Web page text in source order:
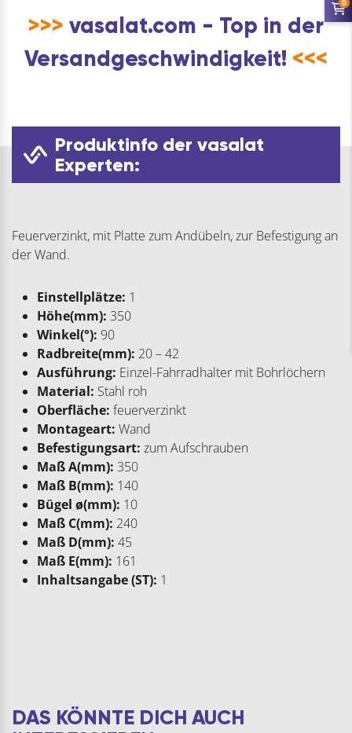
>>> vasalat.com - Top in der
Versandgeschwindigkeit! <<<
Produktinfo der vasalat
Experten:
Feuerverzinkt, mit Platte zum Andübeln, zur Befestigung an
der Wand.
Einstellplätze: 1
Höhe(mm): 350
Winkel(°): 90
Radbreite(mm): 20 – 42
Ausführung: Einzel-Fahrradhalter mit Bohrlöchern
Material: Stahl roh
Oberfläche: feuerverzinkt
Montageart: Wand
Befestigungsart: zum Aufschrauben
Maß A(mm): 350
Maß B(mm): 140
Bügel ø(mm): 10
Maß C(mm): 240
Maß D(mm): 45
Maß E(mm): 161
Inhaltsangabe (ST): 1
DAS KÖNNTE DICH AUCH
0